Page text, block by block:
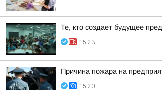
Те, кто создает будущее
15:23
Причина пожара на
15:20